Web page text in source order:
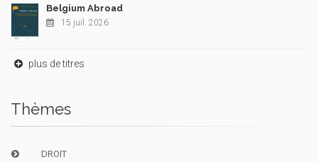
Belgium Abroad
15 juil. 2026
plus de titres
Thèmes
DROIT